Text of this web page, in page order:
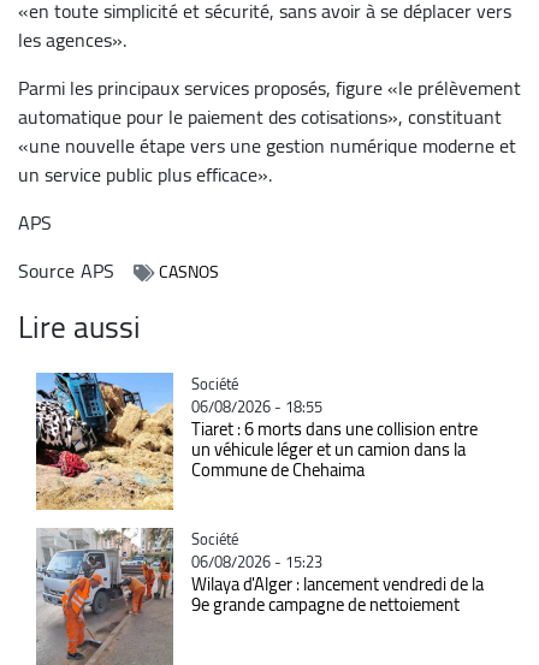
«en toute simplicité et sécurité, sans avoir à se déplacer vers
les agences».
Parmi les principaux services proposés, figure «le prélèvement
automatique pour le paiement des cotisations», constituant
«une nouvelle étape vers une gestion numérique moderne et
un service public plus efficace».
APS
SourceAPS CASNOS
Lire aussi
Catégorie
Société
06/08/2026 - 18:55
Tiaret : 6 morts dans une collision entre
un véhicule léger et un camion dans la
Commune de Chehaima
Catégorie
Société
06/08/2026 - 15:23
Wilaya d'Alger : lancement vendredi de la
9e grande campagne de nettoiement